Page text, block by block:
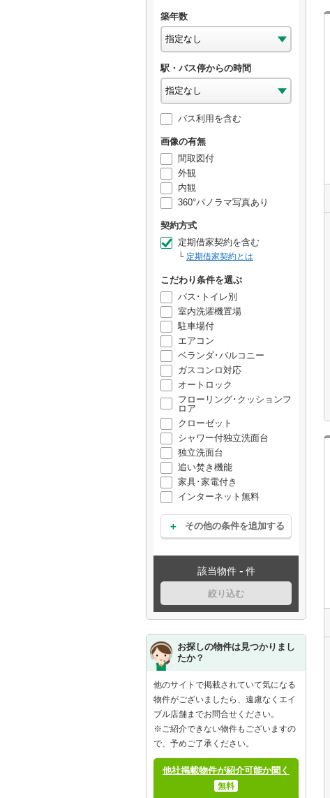
築年数
駅・バス停からの時間
バス利用を含む
画像の有無
間取図付
外観
内観
360°パノラマ写真あり
契約方式
定期借家契約を含む
定期借家契約とは
こだわり条件を選ぶ
バス･トイレ別
室内洗濯機置場
駐車場付
エアコン
ベランダ･バルコニー
ガスコンロ対応
オートロック
フローリング･クッションフ
ロア
クローゼット
シャワー付独立洗面台
独立洗面台
追い焚き機能
家具･家電付き
インターネット無料
その他の条件を追加する
該当物件 - 件
絞り込む
お探しの物件は見つかりまし
たか？
他のサイトで掲載されていて気になる
物件がございましたら、遠慮なくエイ
ブル店舗までお問合せください。
※ご紹介できない物件もございますの
で、予めご了承ください。
他社掲載物件が紹介可能か聞く
無料